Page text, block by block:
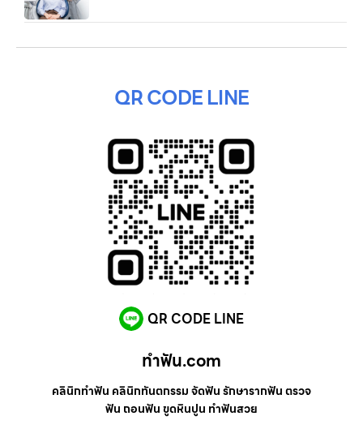
QR CODE LINE
QR CODE LINE
ทําฟัน.com
คลินิกทำฟัน คลินิกทันตกรรม จัดฟัน รักษารากฟัน ตรวจ
ฟัน ถอนฟัน ขูดหินปูน ทำฟันสวย